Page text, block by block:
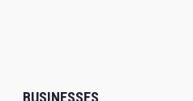
BUSINESSES